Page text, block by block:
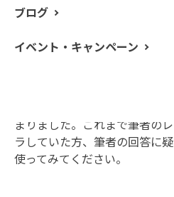
ブログ
イベント・キャンペーン
料67(9)，pp50-51(2019)
に掲載されているので、読ん
まりました。これまで筆者の
ラしていた方、筆者の回答に
使ってみてください。